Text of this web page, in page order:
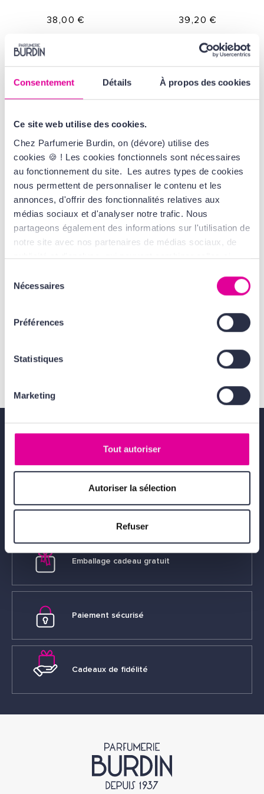
Consentement Détails À propos des cookies
Ce site web utilise des cookies.
Chez Parfumerie Burdin, on (dévore) utilise des
cookies 🍪 ! Les cookies fonctionnels sont nécessaires
au fonctionnement du site. Les autres types de cookies
nous permettent de personnaliser le contenu et les
annonces, d'offrir des fonctionnalités relatives aux
médias sociaux et d'analyser notre trafic. Nous
partageons également des informations sur l'utilisation de
notre site avec nos partenaires de médias sociaux, de
publicité et d'analyse, qui peuvent combiner celles-ci
ou qu'ils ont collectées lors de votre utilisation de leurs
services. Tout ça, pour vous offrir une expérience au top
l'ensemble des cookies de notre site ainsi que ceux de
nosConditions Générales d'Utilisation
Nécessaires
Préférences
Statistiques
Marketing
Tout autoriser
Autoriser la sélection
Refuser
38,00 € 39,20 €
PROMO -20%
REPETTO
Repetto
Coffret Eau de Toilette
61,00 € 48,80 €
Parfumerie Burdin est distributeur agréé Repetto. Les produits
sont fabriqués par INTERPARFUMS, un fabricant établi au sein de
Livraison gratuitedès 49€
Échantillons offerts
Emballage cadeau gratuit
Paiement sécurisé
Cadeaux de fidélité